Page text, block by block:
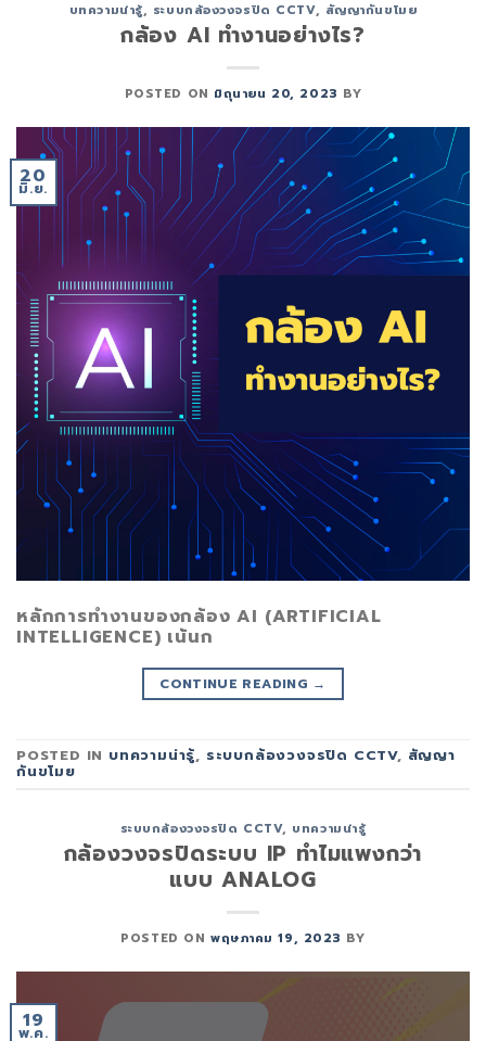
บทความน่ารู้, ระบบกล้องวงจรปิด CCTV, สัญญากันขโมย
กล้อง AI ทำงานอย่างไร?
POSTED ON มิถุนายน 20, 2023 BY
20
มิ.ย.
หลักการทำงานของกล้อง AI (ARTIFICIAL
INTELLIGENCE) เน้นก
CONTINUE READING →
POSTED IN บทความน่ารู้, ระบบกล้องวงจรปิด CCTV, สัญญา
กันขโมย
ระบบกล้องวงจรปิด CCTV, บทความน่ารู้
กล้องวงจรปิดระบบ IP ทำไมแพงกว่า
แบบ ANALOG
POSTED ON พฤษภาคม 19, 2023 BY
19
พ.ค.